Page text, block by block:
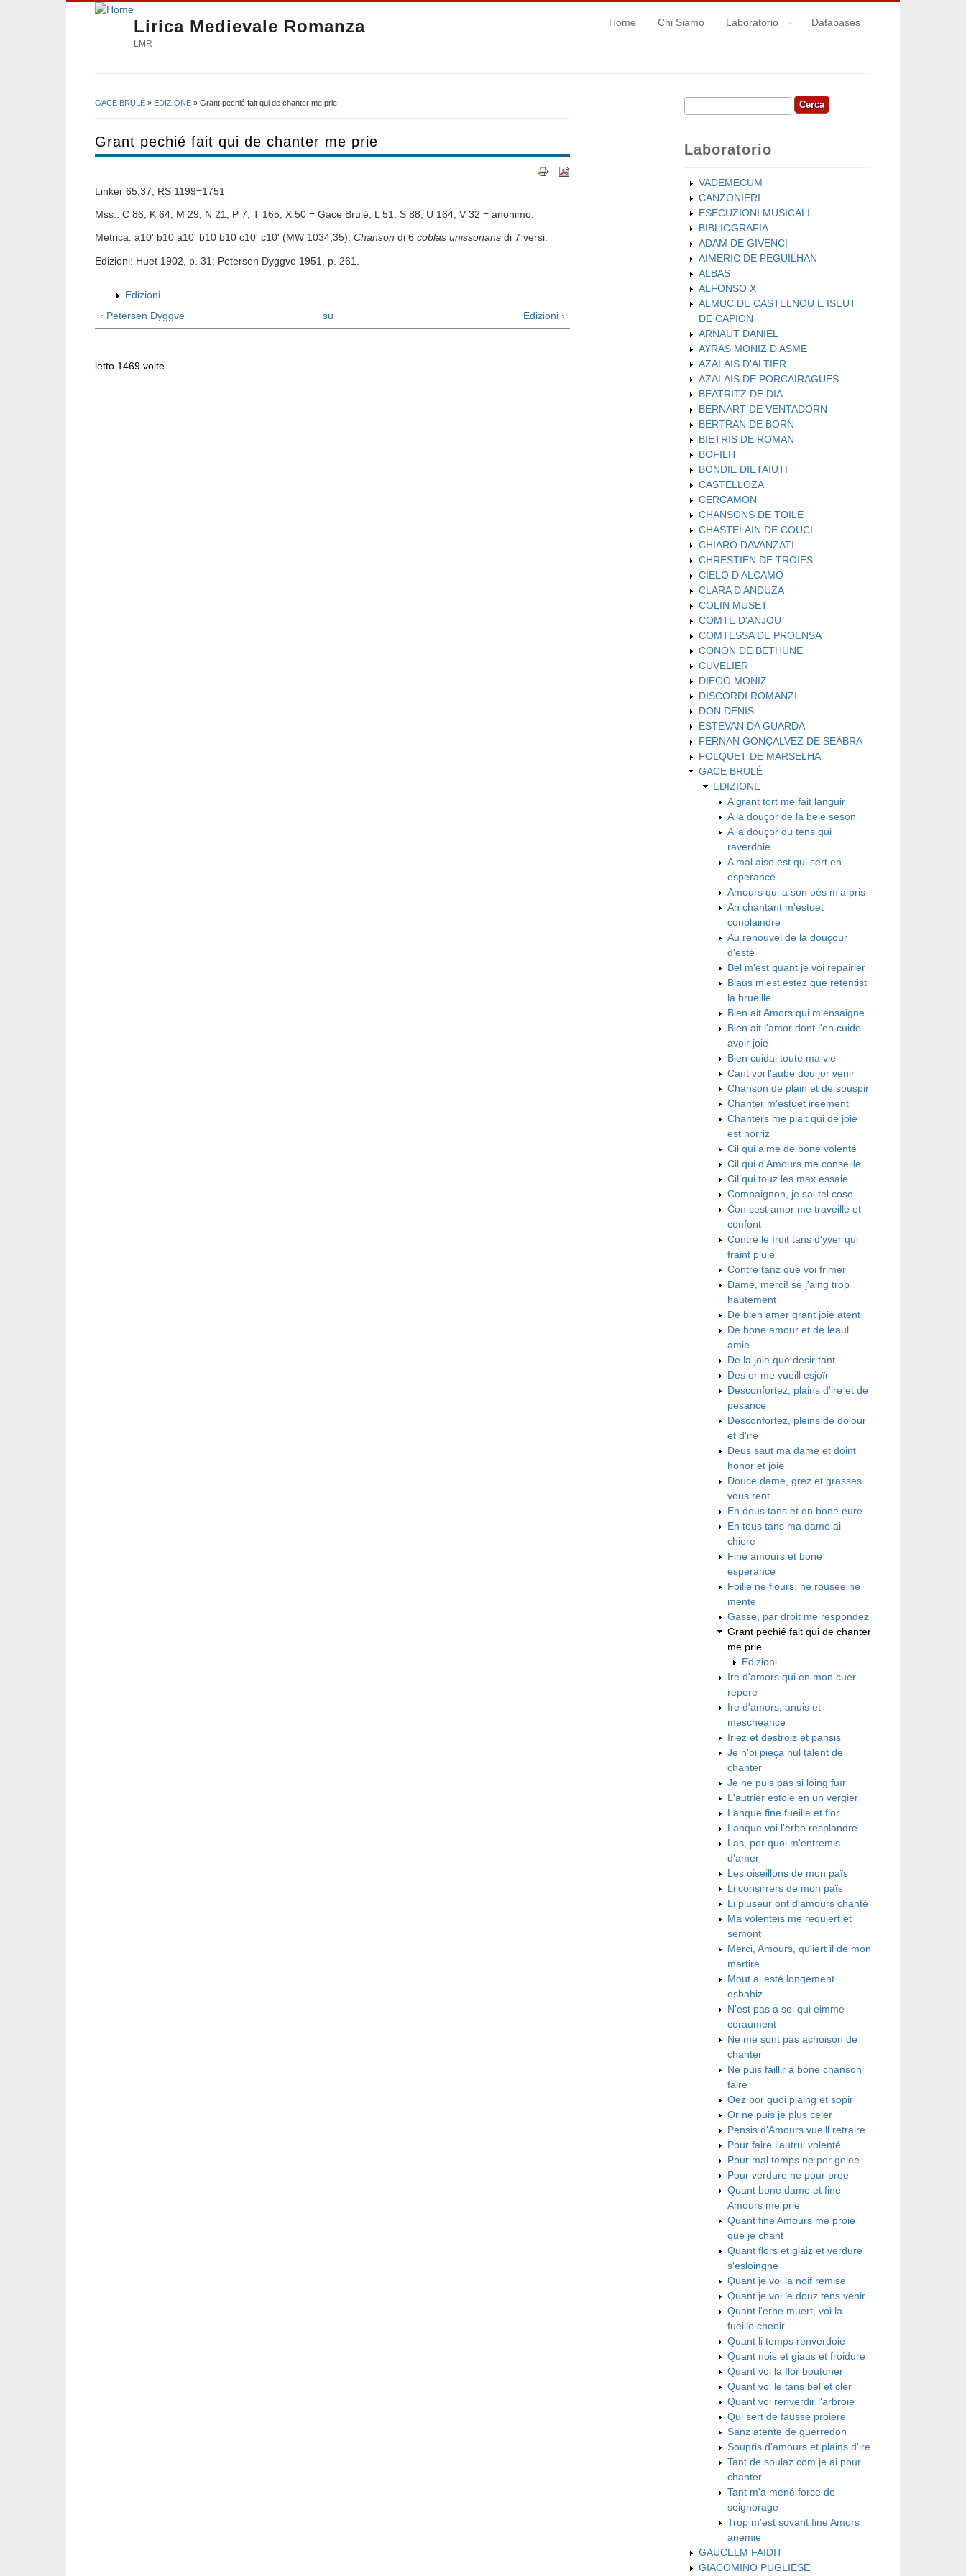
Lirica Medievale Romanza
LMR
Home Chi Siamo Laboratorio Databases
GACE BRULÉ » EDIZIONE » Grant pechié fait qui de chanter me prie
Grant pechié fait qui de chanter me prie
Linker 65,37; RS 1199=1751
Mss.: C 86, K 64, M 29, N 21, P 7, T 165, X 50 = Gace Brulé; L 51, S 88, U 164, V 32 = anonimo.
Metrica: a10' b10 a10' b10 b10 c10' c10' (MW 1034,35). Chanson di 6 coblas unissonans di 7 versi.
Edizioni: Huet 1902, p. 31; Petersen Dyggve 1951, p. 261.
Edizioni
‹ Petersen Dyggve
su Edizioni ›
letto 1469 volte
Form di ricerca
Cerca
Laboratorio
VADEMECUM
CANZONIERI
ESECUZIONI MUSICALI
BIBLIOGRAFIA
ADAM DE GIVENCI
AIMERIC DE PEGUILHAN
ALBAS
ALFONSO X
ALMUC DE CASTELNOU E ISEUT
DE CAPION
ARNAUT DANIEL
AYRAS MONIZ D'ASME
AZALAIS D'ALTIER
AZALAIS DE PORCAIRAGUES
BEATRITZ DE DIA
BERNART DE VENTADORN
BERTRAN DE BORN
BIETRIS DE ROMAN
BOFILH
BONDIE DIETAIUTI
CASTELLOZA
CERCAMON
CHANSONS DE TOILE
CHASTELAIN DE COUCI
CHIARO DAVANZATI
CHRESTIEN DE TROIES
CIELO D'ALCAMO
CLARA D'ANDUZA
COLIN MUSET
COMTE D'ANJOU
COMTESSA DE PROENSA
CONON DE BETHUNE
CUVELIER
DIEGO MONIZ
DISCORDI ROMANZI
DON DENIS
ESTEVAN DA GUARDA
FERNAN GONÇALVEZ DE SEABRA
FOLQUET DE MARSELHA
GACE BRULÉ
EDIZIONE
A grant tort me fait languir
A la douçor de la bele seson
A la douçor du tens qui
raverdoie
A mal aise est qui sert en
esperance
Amours qui a son oés m'a pris
An chantant m'estuet
conplaindre
Au renouvel de la douçour
d'esté
Bel m'est quant je voi repairier
Biaus m'est estez que retentist
la brueille
Bien ait Amors qui m'ensaigne
Bien ait l'amor dont l'en cuide
avoir joie
Bien cuidai toute ma vie
Cant voi l'aube dou jor venir
Chanson de plain et de souspir
Chanter m'estuet ireement
Chanters me plait qui de joie
est norriz
Cil qui aime de bone volenté
Cil qui d'Amours me conseille
Cil qui touz les max essaie
Compaignon, je sai tel cose
Con cest amor me traveille et
confont
Contre le froit tans d'yver qui
fraint pluie
Contre tanz que voi frimer
Dame, merci! se j'aing trop
hautement
De bien amer grant joie atent
De bone amour et de leaul
amie
De la joie que desir tant
Des or me vueill esjoïr
Desconfortez, plains d'ire et de
pesance
Desconfortez, pleins de dolour
et d'ire
Deus saut ma dame et doint
honor et joie
Douce dame, grez et grasses
vous rent
En dous tans et en bone eure
En tous tans ma dame ai
chiere
Fine amours et bone
esperance
Foille ne flours, ne rousee ne
mente
Gasse, par droit me respondez
Grant pechié fait qui de chanter
me prie
Edizioni
Ire d'amors qui en mon cuer
repere
Ire d'amors, anuis et
mescheance
Iriez et destroiz et pansis
Je n'oi pieça nul talent de
chanter
Je ne puis pas si loing fuïr
L'autrier estoie en un vergier
Lanque fine fueille et flor
Lanque voi l'erbe resplandre
Las, por quoi m'entremis
d'amer
Les oiseillons de mon païs
Li consirrers de mon païs
Li pluseur ont d'amours chanté
Ma volenteis me requiert et
semont
Merci, Amours, qu'iert il de mon
martire
Mout ai esté longement
esbahiz
N'est pas a soi qui eimme
coraument
Ne me sont pas achoison de
chanter
Ne puis faillir a bone chanson
faire
Oez por quoi plaing et sopir
Or ne puis je plus celer
Pensis d'Amours vueill retraire
Pour faire l'autrui volenté
Pour mal temps ne por gelee
Pour verdure ne pour pree
Quant bone dame et fine
Amours me prie
Quant fine Amours me proie
que je chant
Quant flors et glaiz et verdure
s'esloingne
Quant je voi la noif remise
Quant je voi le douz tens venir
Quant l'erbe muert, voi la
fueille cheoir
Quant li temps renverdoie
Quant nois et giaus et froidure
Quant voi la flor boutoner
Quant voi le tans bel et cler
Quant voi renverdir l'arbroie
Qui sert de fausse proiere
Sanz atente de guerredon
Soupris d'amours et plains d'ire
Tant de soulaz com je ai pour
chanter
Tant m'a mené force de
seignorage
Trop m'est sovant fine Amors
anemie
GAUCELM FAIDIT
GIACOMINO PUGLIESE